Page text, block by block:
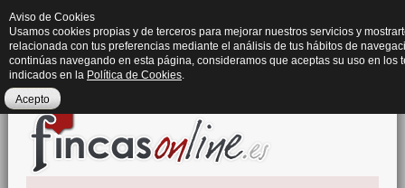
Aviso de Cookies
Usamos cookies propias y de terceros para mejorar nuestros servicios y
relacionada con tus preferencias mediante el análisis de tus hábitos de
continúas navegando en esta página, consideramos que aceptas su uso en los
indicados en la Política de Cookies.
Acepto